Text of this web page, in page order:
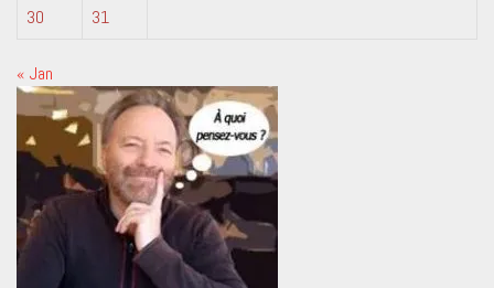
30
31
« Jan